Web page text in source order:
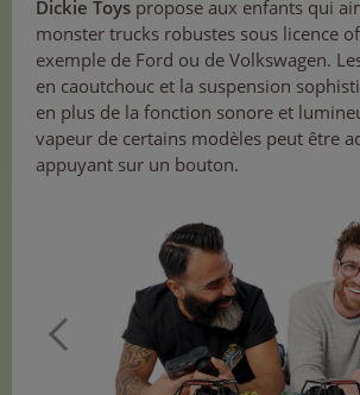
Dickie Toys propose aux enfants qui
monster trucks robustes sous licence
exemple de Ford ou de Volkswagen.
en caoutchouc et la suspension
en plus de la fonction sonore et
vapeur de certains modèles peut être
appuyant sur un bouton.